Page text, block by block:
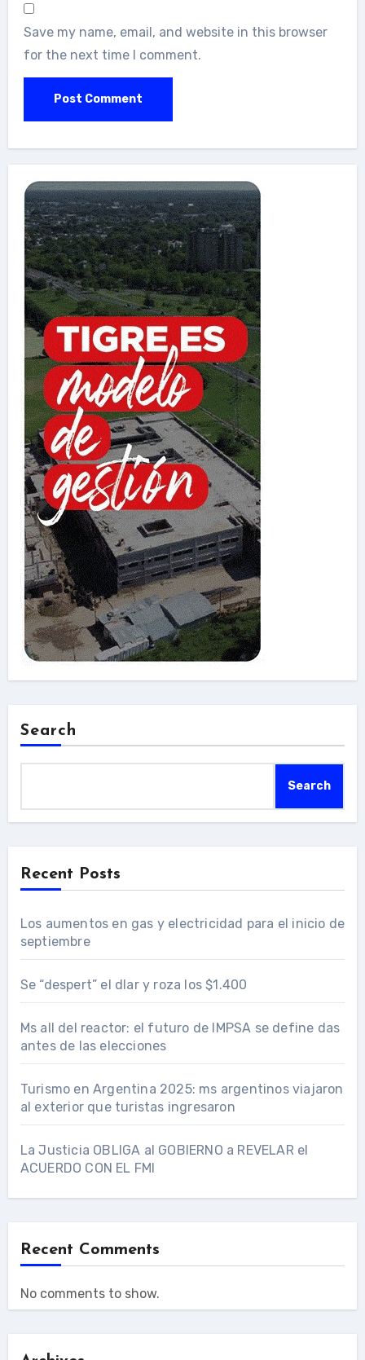
Save my name, email, and website in this browser
for the next time I comment.
Search
Search
Recent Posts
Los aumentos en gas y electricidad para el inicio de
septiembre
Se “despert” el dlar y roza los $1.400
Ms all del reactor: el futuro de IMPSA se define das
antes de las elecciones
Turismo en Argentina 2025: ms argentinos viajaron
al exterior que turistas ingresaron
La Justicia OBLIGA al GOBIERNO a REVELAR el
ACUERDO CON EL FMI
Recent Comments
No comments to show.